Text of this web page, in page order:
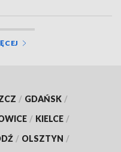
/ GDAŃSK /
/ KIELCE /
/ OLSZTYN /